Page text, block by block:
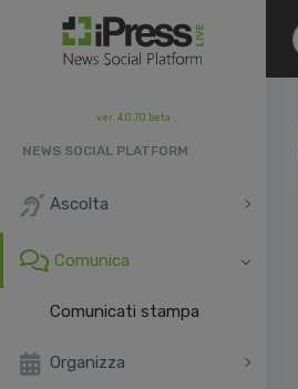
ver. 4.0.70 beta
NEWS SOCIAL PLATFORM
Ascolta
Comunica
Comunicati stampa
Organizza